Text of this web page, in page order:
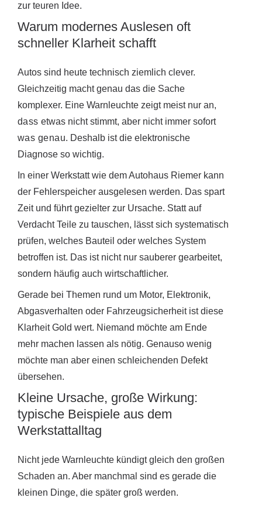
zur teuren Idee.
Warum modernes Auslesen oft
schneller Klarheit schafft
Autos sind heute technisch ziemlich clever.
Gleichzeitig macht genau das die Sache
komplexer. Eine Warnleuchte zeigt meist nur an,
dass etwas nicht stimmt, aber nicht immer sofort
was genau. Deshalb ist die elektronische
Diagnose so wichtig.
In einer Werkstatt wie dem Autohaus Riemer kann
der Fehlerspeicher ausgelesen werden. Das spart
Zeit und führt gezielter zur Ursache. Statt auf
Verdacht Teile zu tauschen, lässt sich systematisch
prüfen, welches Bauteil oder welches System
betroffen ist. Das ist nicht nur sauberer gearbeitet,
sondern häufig auch wirtschaftlicher.
Gerade bei Themen rund um Motor, Elektronik,
Abgasverhalten oder Fahrzeugsicherheit ist diese
Klarheit Gold wert. Niemand möchte am Ende
mehr machen lassen als nötig. Genauso wenig
möchte man aber einen schleichenden Defekt
übersehen.
Kleine Ursache, große Wirkung:
typische Beispiele aus dem
Werkstattalltag
Nicht jede Warnleuchte kündigt gleich den großen
Schaden an. Aber manchmal sind es gerade die
kleinen Dinge, die später groß werden.